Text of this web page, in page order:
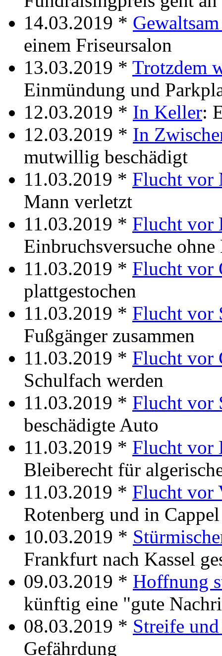
14.03.2019 * Gewaltsam
einem Friseursalon
13.03.2019 * Trotzdem
Einmündung und
12.03.2019 * In Keller:
12.03.2019 * In
mutwillig beschädigt
11.03.2019 * Flucht vor
Mann verletzt
11.03.2019 * Flucht vor
Einbruchsversuche ohne
11.03.2019 * Flucht vor
plattgestochen
11.03.2019 * Flucht vor
Fußgänger zusammen
11.03.2019 * Flucht vor
Schulfach werden
11.03.2019 * Flucht vor
beschädigte Auto
11.03.2019 * Flucht vor
Bleiberecht für
11.03.2019 * Flucht vor
Rotenberg und in Cappel
10.03.2019 *
Frankfurt nach Kassel
09.03.2019 * Hoffnung
künftig eine "gute
08.03.2019 * Streife
Gefährdung